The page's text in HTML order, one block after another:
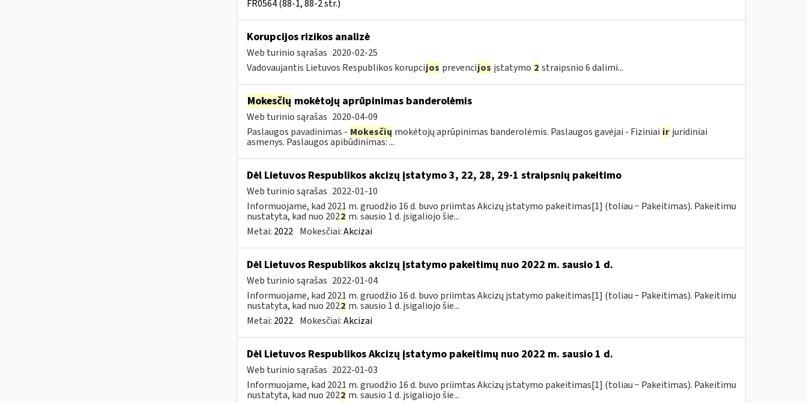
FR0564 (88-1, 88-2 str.)
Korupcijos rizikos analizė
Web turinio sąrašas 2020-02-25
Vadovaujantis Lietuvos Respublikos korupcijos prevencijos įstatymo 2 straipsnio 6 dalimi...
Mokesčių mokėtojų aprūpinimas banderolėmis
Web turinio sąrašas 2020-04-09
Paslaugos pavadinimas - Mokesčių mokėtojų aprūpinimas banderolėmis. Paslaugos gavėjai - Fiziniai ir juridiniai
asmenys. Paslaugos apibūdinimas: ...
Dėl Lietuvos Respublikos akcizų įstatymo 3, 22, 28, 29-1 straipsnių pakeitimo
Web turinio sąrašas 2022-01-10
Informuojame, kad 2021 m. gruodžio 16 d. buvo priimtas Akcizų įstatymo pakeitimas[1] (toliau − Pakeitimas). Pakeitimu
nustatyta, kad nuo 2022 m. sausio 1 d. įsigaliojo šie...
Metai: 2022 Mokesčiai:Akcizai
Dėl Lietuvos Respublikos akcizų įstatymo pakeitimų nuo 2022 m. sausio 1 d.
Web turinio sąrašas 2022-01-04
Informuojame, kad 2021 m. gruodžio 16 d. buvo priimtas Akcizų įstatymo pakeitimas[1] (toliau − Pakeitimas). Pakeitimu
nustatyta, kad nuo 2022 m. sausio 1 d. įsigaliojo šie...
Metai: 2022 Mokesčiai:Akcizai
Dėl Lietuvos Respublikos Akcizų įstatymo pakeitimų nuo 2022 m. sausio 1 d.
Web turinio sąrašas 2022-01-03
Informuojame, kad 2021 m. gruodžio 16 d. buvo priimtas Akcizų įstatymo pakeitimas[1] (toliau − Pakeitimas). Pakeitimu
nustatyta, kad nuo 2022 m. sausio 1 d. įsigaliojo šie...